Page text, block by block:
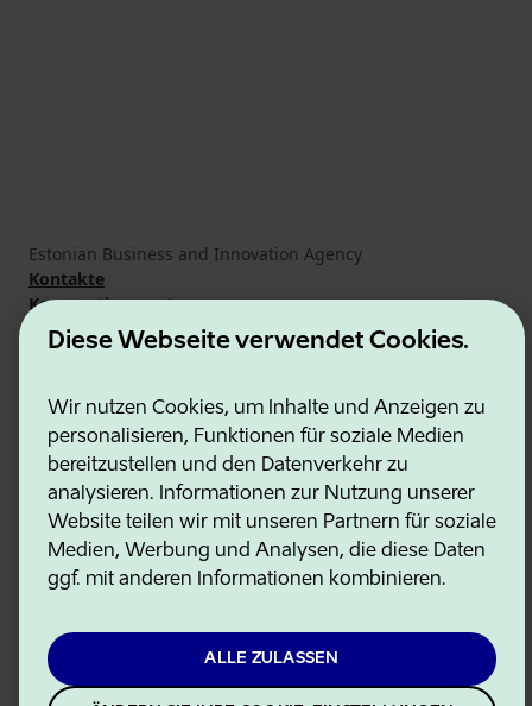
Diese Webseite verwendet Cookies.
Wir nutzen Cookies, um Inhalte und Anzeigen zu
personalisieren, Funktionen für soziale Medien
bereitzustellen und den Datenverkehr zu
analysieren. Informationen zur Nutzung unserer
Website teilen wir mit unseren Partnern für soziale
Medien, Werbung und Analysen, die diese Daten
ggf. mit anderen Informationen kombinieren.
ALLE ZULASSEN
Estonian Business and Innovation Agency
Kontakte
Kooperationspartner
Nutzungsbedingungen
Cookie- und Datenschutzrichtlinie